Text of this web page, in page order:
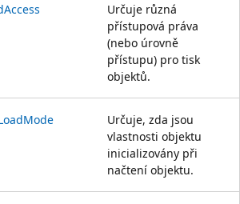
Určuje různá
přístupová práva
(nebo úrovně
přístupu) pro tisk
objektů.
Určuje, zda jsou
vlastnosti objektu
inicializovány při
načtení objektu.